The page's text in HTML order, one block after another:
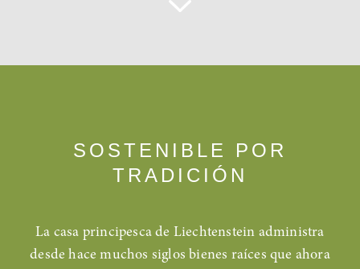
SOSTENIBLE POR
TRADICIÓN
La casa principesca de Liechtenstein administra
desde hace muchos siglos bienes raíces que ahora